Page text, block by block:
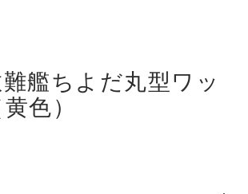
艦ちよだ丸型ワッ
色）